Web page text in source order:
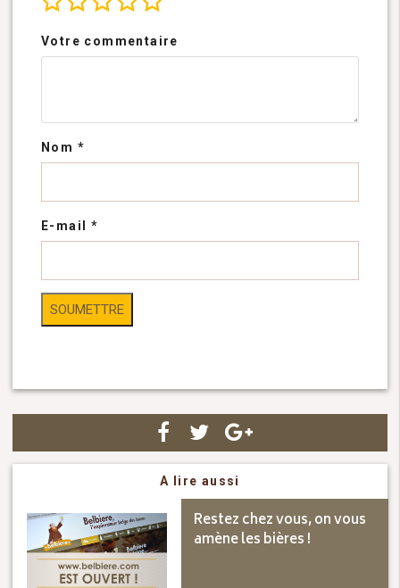
Votre commentaire
Nom *
E-mail *
A lire aussi
Restez chez vous, on vous
amène les bières !